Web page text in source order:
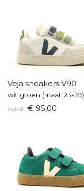
Veja sneakers V90
wit groen (maat 23-39)
vanaf € 95,00